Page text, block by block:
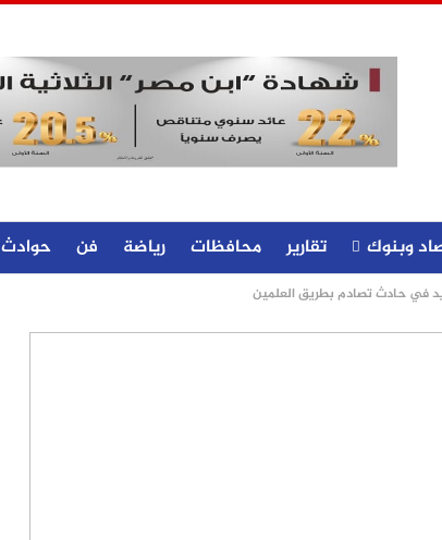
وبنوك تقارير محافظات رياضة فن حوادث
في حادث تصادم بطريق العلمين